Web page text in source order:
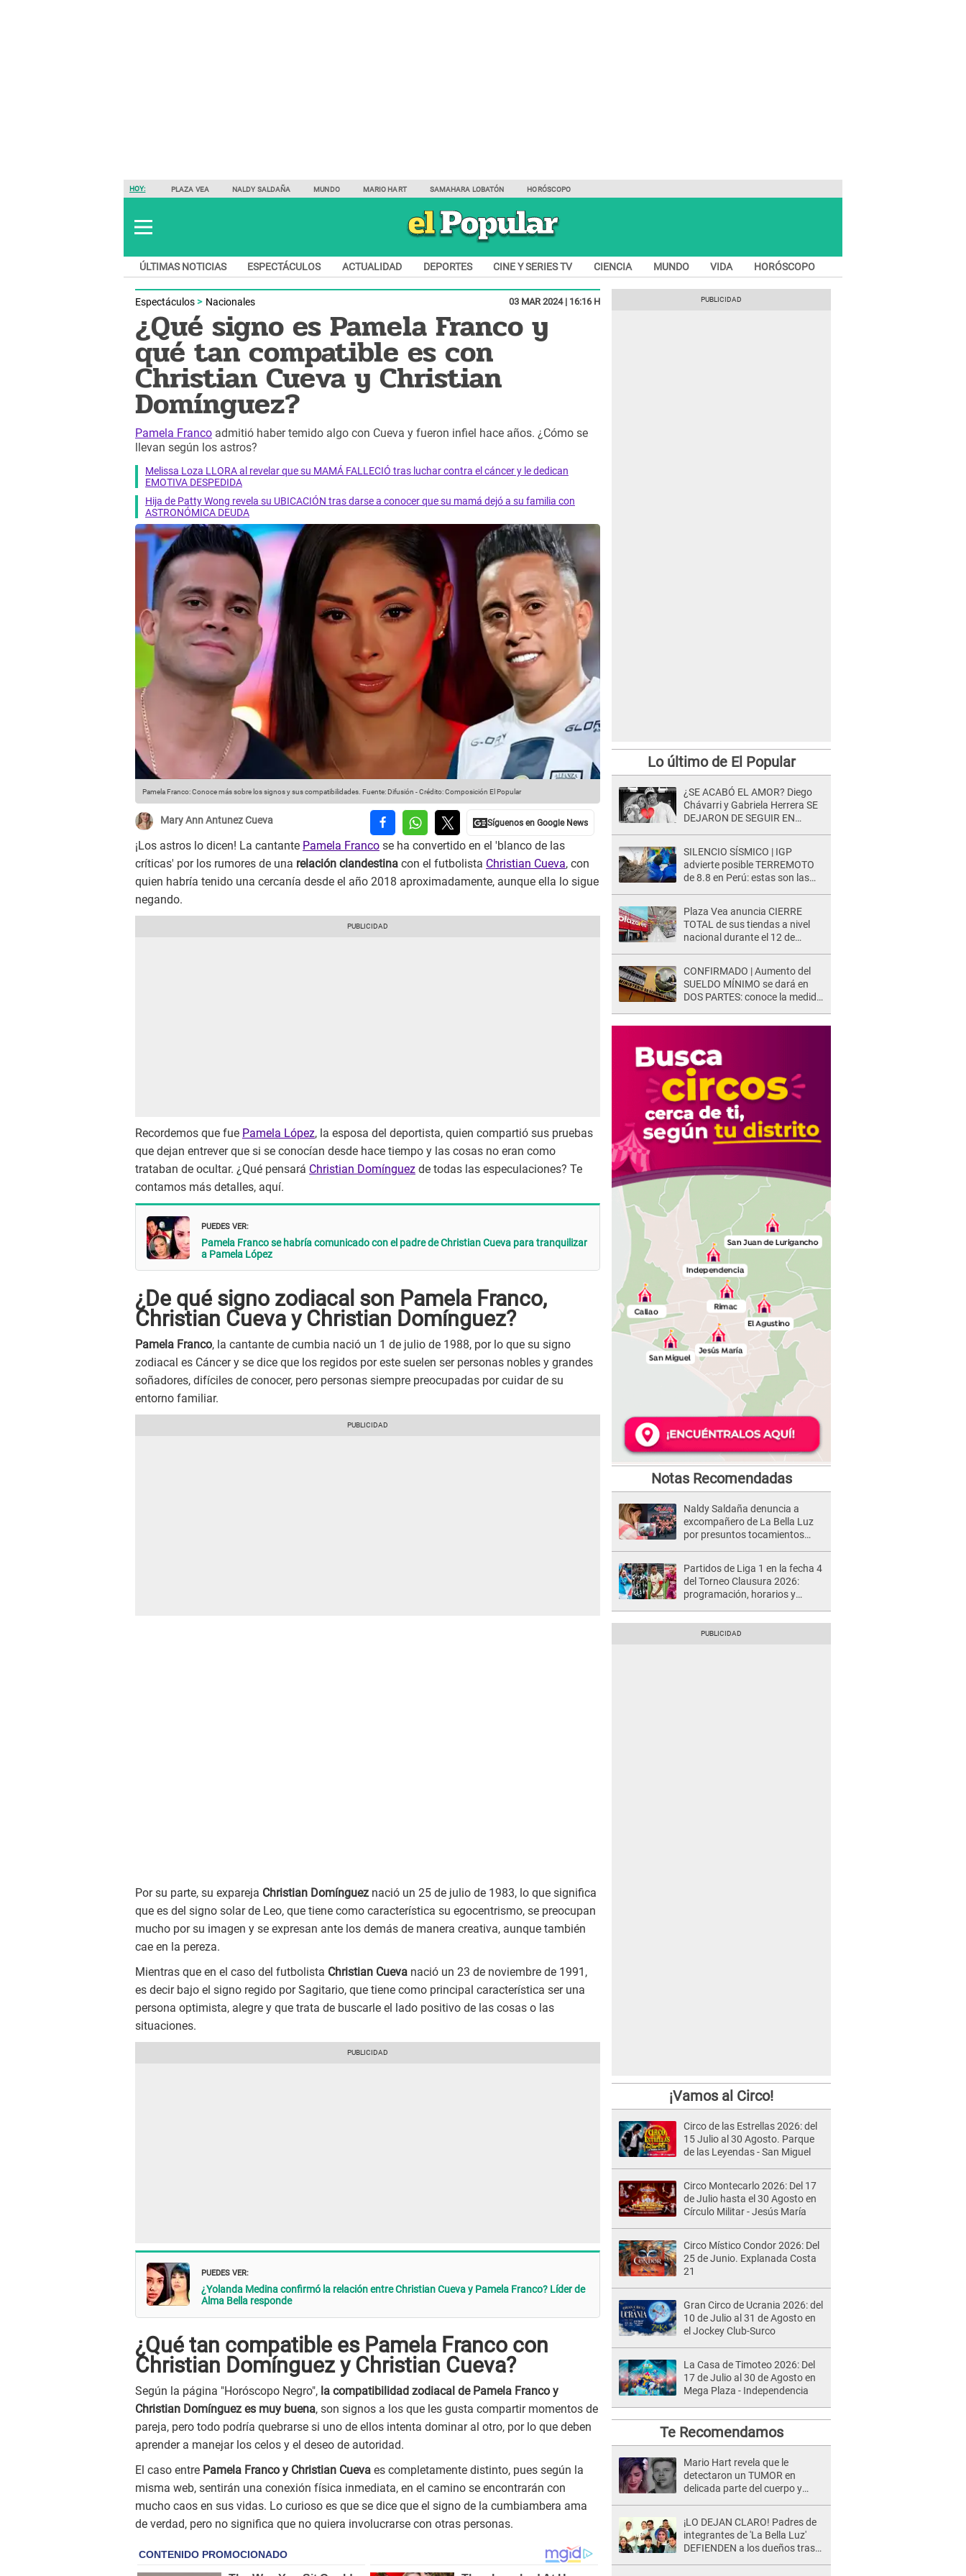
HOY: PLAZA VEA NALDY SALDAÑA MUNDO MARIO HART SAMAHARA LOBATÓN HORÓSCOPO
ÚLTIMAS NOTICIAS ESPECTÁCULOS ACTUALIDAD DEPORTES CINE Y SERIES TV CIENCIA MUNDO VIDA HORÓSCOPO
Espectáculos Nacionales 03 MAR 2024 | 16:16 H
¿Qué signo es Pamela Franco y
qué tan compatible es con
Christian Cueva y Christian
Domínguez?
Pamela Franco admitió haber temido algo con Cueva y fueron infiel hace años. ¿Cómo se
llevan según los astros?
Melissa Loza LLORA al revelar que su MAMÁ FALLECIÓ tras luchar contra el cáncer y le dedican
EMOTIVA DESPEDIDA
Hija de Patty Wong revela su UBICACIÓN tras darse a conocer que su mamá dejó a su familia con
ASTRONÓMICA DEUDA
Pamela Franco: Conoce más sobre los signos y sus compatibilidades. Fuente: Difusión -Crédito: Composición El Popular
Mary Ann Antunez Cueva
¡Los astros lo dicen! La cantante Pamela Franco se ha convertido en el 'blanco de las
críticas' por los rumores de una relación clandestina con el futbolista Christian Cueva, con
quien habría tenido una cercanía desde el año 2018 aproximadamente, aunque ella lo sigue
negando.
Recordemos que fue Pamela López, la esposa del deportista, quien compartió sus pruebas
que dejan entrever que si se conocían desde hace tiempo y las cosas no eran como
trataban de ocultar. ¿Qué pensará Christian Domínguez de todas las especulaciones? Te
contamos más detalles, aquí.
PUEDES VER:
Pamela Franco se habría comunicado con el padre de Christian Cueva para tranquilizar
a Pamela López
¿De qué signo zodiacal son Pamela Franco,
Christian Cueva y Christian Domínguez?
Pamela Franco, la cantante de cumbia nació un 1 de julio de 1988, por lo que su signo
zodiacal es Cáncer y se dice que los regidos por este suelen ser personas nobles y grandes
soñadores, difíciles de conocer, pero personas siempre preocupadas por cuidar de su
entorno familiar.
Por su parte, su expareja Christian Domínguez nació un 25 de julio de 1983, lo que significa
que es del signo solar de Leo, que tiene como característica su egocentrismo, se preocupan
mucho por su imagen y se expresan ante los demás de manera creativa, aunque también
cae en la pereza.
Mientras que en el caso del futbolista Christian Cueva nació un 23 de noviembre de 1991,
es decir bajo el signo regido por Sagitario, que tiene como principal característica ser una
persona optimista, alegre y que trata de buscarle el lado positivo de las cosas o las
situaciones.
PUEDES VER:
¿Yolanda Medina confirmó la relación entre Christian Cueva y Pamela Franco? Líder de
Alma Bella responde
¿Qué tan compatible es Pamela Franco con
Christian Domínguez y Christian Cueva?
Según la página "Horóscopo Negro", la compatibilidad zodiacal de Pamela Franco y
Christian Domínguez es muy buena, son signos a los que les gusta compartir momentos de
pareja, pero todo podría quebrarse si uno de ellos intenta dominar al otro, por lo que deben
aprender a manejar los celos y el deseo de autoridad.
El caso entre Pamela Franco y Christian Cueva es completamente distinto, pues según la
misma web, sentirán una conexión física inmediata, en el camino se encontrarán con
mucho caos en sus vidas. Lo curioso es que se dice que el signo de la cumbiambera ama
de verdad, pero no significa que no quiera involucrarse con otras personas.
Lo último de El Popular
¿SE ACABÓ EL AMOR? Diego
Chávarri y Gabriela Herrera SE
DEJARON DE SEGUIR EN
RENUNCIA A SU PODCAST
SILENCIO SÍSMICO | IGP
advierte posible TERREMOTO
de 8.8 en Perú: estas son las
Plaza Vea anuncia CIERRE
TOTAL de sus tiendas a nivel
nacional durante el 12 de
CONFIRMADO | Aumento del
SUELDO MÍNIMO se dará en
DOS PARTES: conoce la medida
Notas Recomendadas
Naldy Saldaña denuncia a
excompañero de La Bella Luz
por presuntos tocamientos
Partidos de Liga 1 en la fecha 4
del Torneo Clausura 2026:
programación, horarios y
¡Vamos al Circo!
Circo de las Estrellas 2026: del
15 Julio al 30 Agosto. Parque
de las Leyendas - San Miguel
Circo Montecarlo 2026: Del 17
de Julio hasta el 30 Agosto en
Círculo Militar - Jesús María
Circo Místico Condor 2026: Del
25 de Junio. Explanada Costa
21
Gran Circo de Ucrania 2026: del
10 de Julio al 31 de Agosto en
el Jockey Club-Surco
La Casa de Timoteo 2026: Del
17 de Julio al 30 de Agosto en
Mega Plaza - Independencia
Te Recomendamos
Mario Hart revela que le
detectaron un TUMOR en
delicada parte del cuerpo y
¡LO DEJAN CLARO! Padres de
integrantes de 'La Bella Luz'
DEFIENDEN a los dueños tras